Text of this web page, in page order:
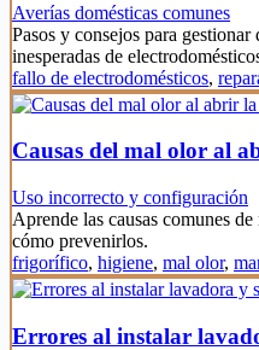
Averías domésticas comunes
Pasos y consejos para gestionar
inesperadas de
fallo de electrodomésticos,
Causas del mal olor al
Uso incorrecto y configuración
Aprende las causas comunes
cómo prevenirlos.
frigorífico, higiene, mal olor,
Errores al instalar